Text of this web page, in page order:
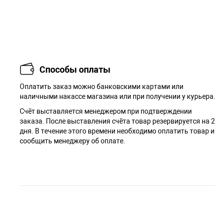
Способы оплаты
Оплатить заказ можно банковскими картами или
наличными накассе магазина или при получении у курьера.
Cчёт выставляется менеджером при подтверждении
заказа. После выставления счёта товар резервируется на 2
дня. В течение этого времени необходимо оплатить товар и
сообщить менеджеру об оплате.